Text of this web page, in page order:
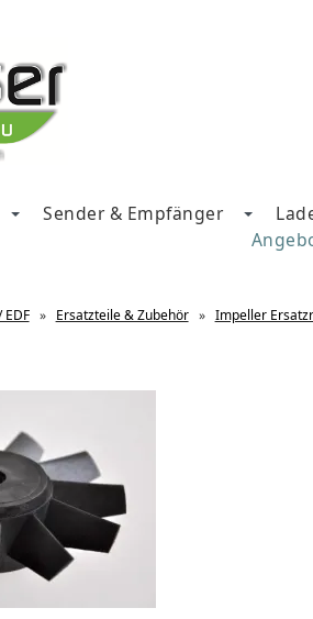
Sender & Empfänger
» Ersatzteile & Zubehör » Impeller